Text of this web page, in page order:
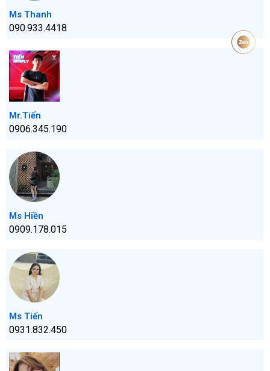
Ms Thanh
090.933.4418
Mr.Tiến
0906.345.190
Ms Hiền
0909.178.015
Ms Tiến
0931.832.450